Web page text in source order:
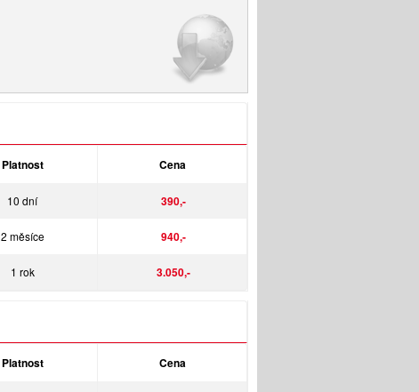
Platnost Cena
10 dní 390,-
2 měsíce 940,-
1 rok 3.050,-
Platnost Cena